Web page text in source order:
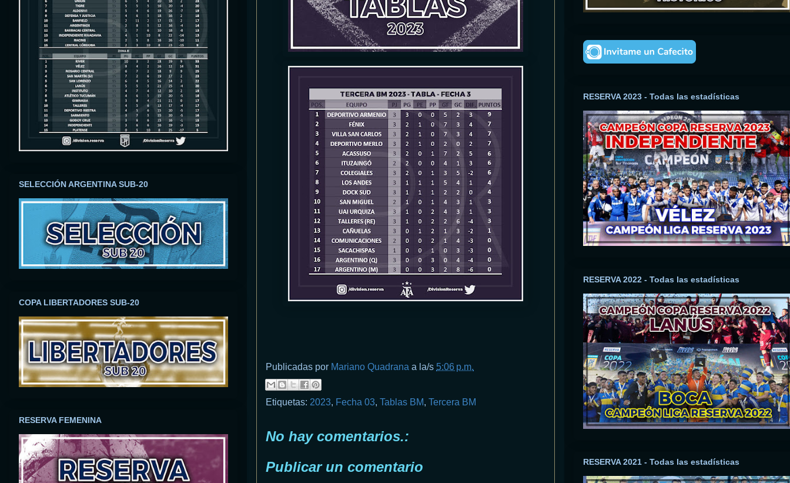
Publicadas por Mariano Quadrana a la/s 5:06 p.m.
Etiquetas: 2023, Fecha 03, Tablas BM, Tercera BM
No hay comentarios.:
Publicar un comentario
SELECCIÓN ARGENTINA SUB-20
COPA LIBERTADORES SUB-20
RESERVA FEMENINA
RESERVA 2023 - Todas las estadísticas
RESERVA 2022 - Todas las estadísticas
RESERVA 2021 - Todas las estadísticas